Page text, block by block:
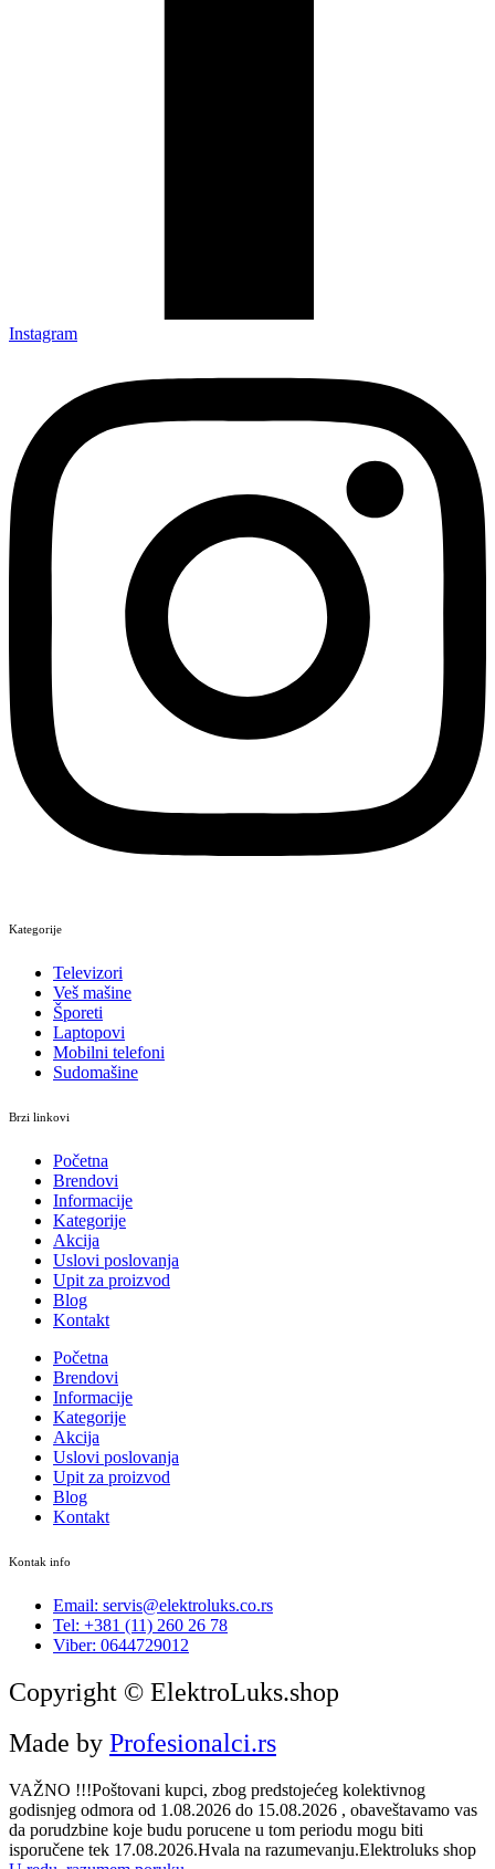
Instagram
Kategorije
Televizori
Veš mašine
Šporeti
Laptopovi
Mobilni telefoni
Sudomašine
Brzi linkovi
Početna
Brendovi
Informacije
Kategorije
Akcija
Uslovi poslovanja
Upit za proizvod
Blog
Kontakt
Početna
Brendovi
Informacije
Kategorije
Akcija
Uslovi poslovanja
Upit za proizvod
Blog
Kontakt
Kontak info
Email: servis@elektroluks.co.rs
Tel: +381 (11) 260 26 78
Viber: 0644729012
Copyright © ElektroLuks.shop
Made by Profesionalci.rs
VAŽNO !!!Poštovani kupci, zbog predstojećeg kolektivnog
godisnjeg odmora od 1.08.2026 do 15.08.2026 , obaveštavamo vas
da porudzbine koje budu porucene u tom periodu mogu biti
isporučene tek 17.08.2026.Hvala na razumevanju.Elektroluks shop